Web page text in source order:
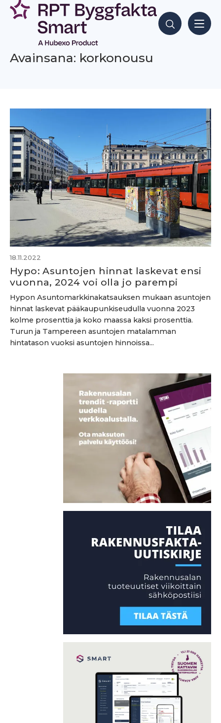
Siirry
sisältöön
Hae sisältöjä
Avainsana: korkonousu
18.11.2022
Hypo: Asuntojen hinnat laskevat ensi
vuonna, 2024 voi olla jo parempi
Hypon Asuntomarkkinakatsauksen mukaan asuntojen
hinnat laskevat pääkaupunkiseudulla vuonna 2023
kolme prosenttia ja koko maassa kaksi prosenttia.
Turun ja Tampereen asuntojen matalamman
hintatason vuoksi asuntojen hinnoissa...